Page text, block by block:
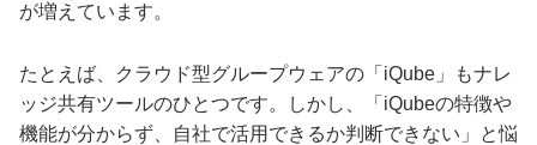
が増えています。
たとえば、クラウド型グループウェアの「iQube」もナレ
ッジ共有ツールのひとつです。しかし、「iQubeの特徴や
機能が分からず、自社で活用できるか判断できない」と悩